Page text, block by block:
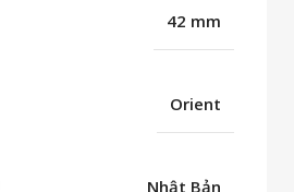
42 mm
Orient
Nhật Bản